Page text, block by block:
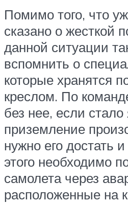
Помимо того, что
сказано о жесткой
данной ситуации
вспомнить о
которые хранятся
креслом. По
без нее, если стало
приземление
нужно его достать
этого необходимо
самолета через
расположенные на